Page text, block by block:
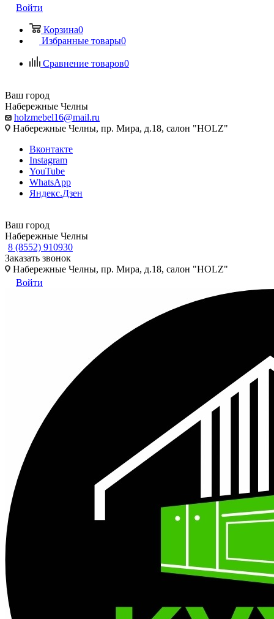
Войти
Корзина0
Избранные товары0
Сравнение товаров0
Ваш город
Набережные Челны
holzmebel16@mail.ru
Набережные Челны, пр. Мира, д.18, салон "HOLZ"
Вконтакте
Instagram
YouTube
WhatsApp
Яндекс.Дзен
Ваш город
Набережные Челны
8 (8552) 910930
Заказать звонок
Набережные Челны, пр. Мира, д.18, салон "HOLZ"
Войти